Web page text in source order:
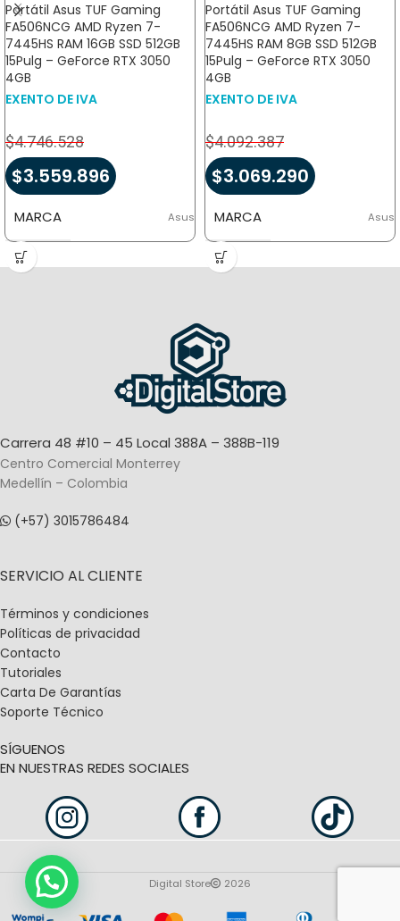
Portátil Asus TUF Gaming
FA506NCG AMD Ryzen 7-
7445HS RAM 16GB SSD 512GB
15Pulg – GeForce RTX 3050
4GB
EXENTO DE IVA
$4.746.528
$3.559.896
MARCA Asus
Portátil Asus TUF Gaming
FA506NCG AMD Ryzen 7-
7445HS RAM 8GB SSD 512GB
15Pulg – GeForce RTX 3050
4GB
EXENTO DE IVA
$4.092.387
$3.069.290
MARCA Asus
Carrera 48 #10 – 45 Local 388A – 388B-119
Centro Comercial Monterrey
Medellín – Colombia
(+57) 3015786484
SERVICIO AL CLIENTE
Términos y condiciones
Políticas de privacidad
Contacto
Tutoriales
Carta De Garantías
Soporte Técnico
SÍGUENOS
EN NUESTRAS REDES SOCIALES
Digital Store 2026